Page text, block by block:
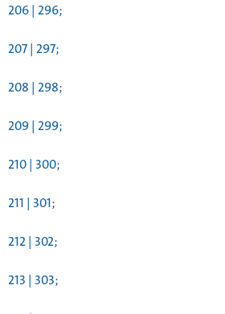
206 | 296;
207 | 297;
208 | 298;
209 | 299;
210 | 300;
211 | 301;
212 | 302;
213 | 303;